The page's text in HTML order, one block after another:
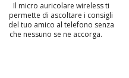
Il micro auricolare wireless ti
permette di ascoltare i consigli
del tuo amico al telefono senza
che nessuno se ne accorga.